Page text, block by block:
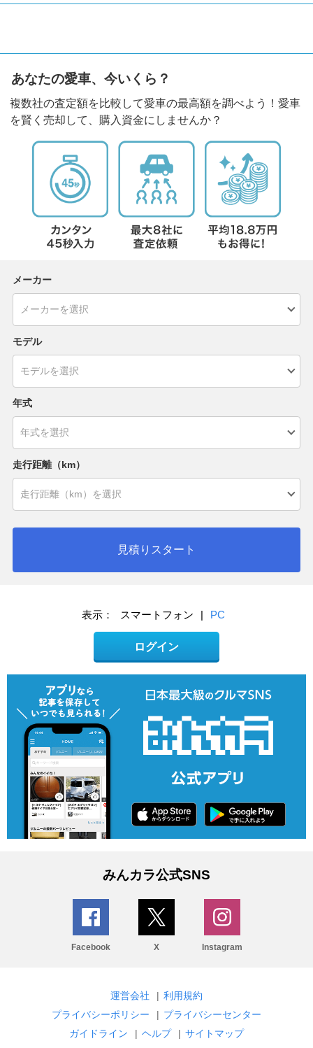
あなたの愛車、今いくら？
複数社の査定額を比較して愛車の最高額を調べよう！愛車
を賢く売却して、購入資金にしませんか？
メーカー
モデル
年式
走行距離（km）
見積りスタート
表示： スマートフォン | PC
ログイン
みんカラ公式SNS
Facebook X Instagram
運営会社 | 利用規約
プライバシーポリシー
| プライバシーセンター
ガイドライン
| ヘルプ | サイトマップ